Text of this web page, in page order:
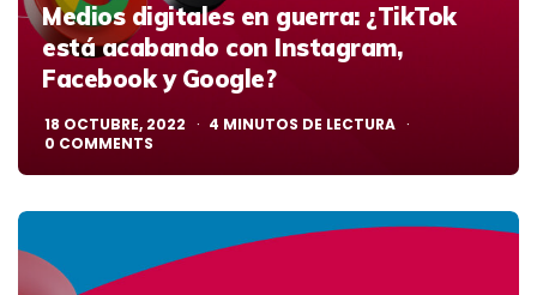
Medios digitales en guerra: ¿TikTok
está acabando con Instagram,
Facebook y Google?
18 OCTUBRE, 2022 4 MINUTOS DE LECTURA
0 COMMENTS